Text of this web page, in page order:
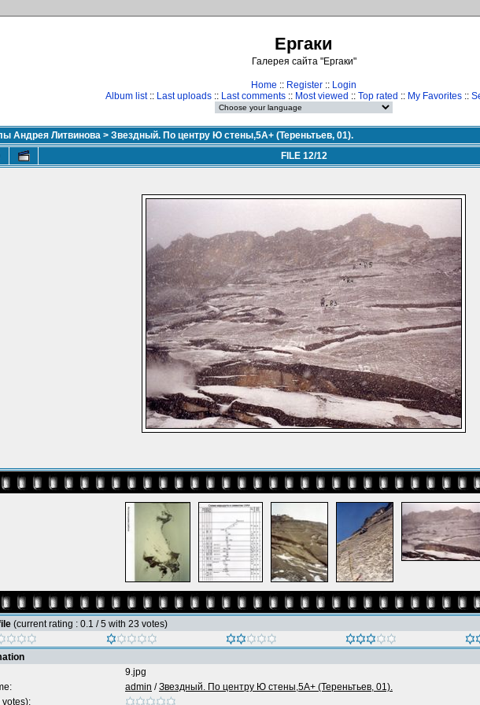
Ергаки
Галерея сайта "Ергаки"
Home :: Register :: Login
Album list:: Last uploads :: Last comments :: Most viewed :: Top rated :: My Favorites ::
Андрея Литвинова > Звездный. По центру Ю стены,5А+ (Тереньтьев, 01).
FILE 12/12
(current rating : 0.1 / 5 with 23 votes)
9.jpg
admin /Звездный. По центру Ю стены,5А+ (Тереньтьев, 01).
votes):